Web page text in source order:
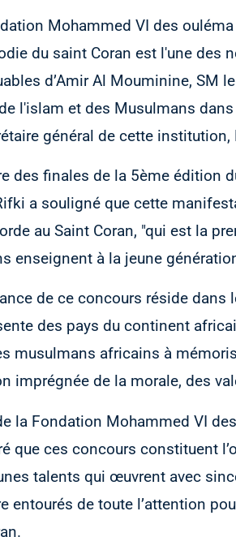
Mohammed VI des
du saint Coran est l'une des
d’Amir Al Mouminine, SM
l'islam et des Musulmans
général de cette
des finales de la 5ème édition
a souligné que cette
au Saint Coran, "qui est la
enseignent à la jeune
de ce concours réside
des pays du continent
musulmans africains à
imprégnée de la morale, des
la Fondation Mohammed VI
que ces concours constituent
talents qui œuvrent avec
entourés de toute l’attention